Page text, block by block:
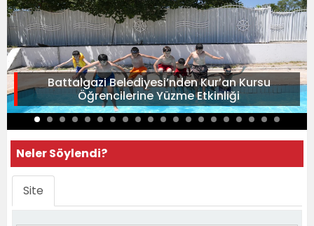
Battalgazi Belediyesi’nden Kur’an Kursu
Öğrencilerine Yüzme Etkinliği
Neler Söylendi?
Site